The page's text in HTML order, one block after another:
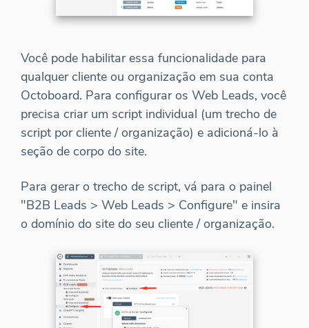
Você pode habilitar essa funcionalidade para
qualquer cliente ou organização em sua conta
Octoboard. Para configurar os Web Leads, você
precisa criar um script individual (um trecho de
script por cliente / organização) e adicioná-lo à
seção de corpo do site.
Para gerar o trecho de script, vá para o painel
"B2B Leads > Web Leads > Configure" e insira
o domínio do site do seu cliente / organização.